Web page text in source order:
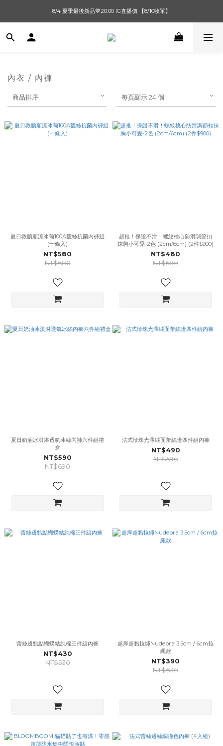
單筆滿$1000【先付款】 / 滿$2000【超取付款】 🚚免運費
8/4 夏季最後新品💙20:00 IG直播價 【8/10收單】
單筆滿$1000【先付款】 / 滿$2000【超取付款】 🚚免運費
內衣 / 內褲
商品排序 每頁顯示 24 個
夏日救贖順涼冰葡100A蠶絲抗菌內褲組
(十條入)
NT$580
NT$680
超推！保證不滑！螺紋桃心防滑調節扣
抹胸小可愛-2色 (2cm/6cm) (2件$900)
NT$480
NT$580
夏日奶油冰淇淋透氣冰絲內褲六件組禮
盒
NT$590
NT$690
法式珍珠光澤緞面蕾絲邊四件組內褲
NT$490
NT$590
蕾絲邊點點蝴蝶結純棉三件組內褲
NT$430
NT$530
超厚超黏拉繩Nudebra 3.5cm / 6cm拉
繩款
NT$390
NT$630